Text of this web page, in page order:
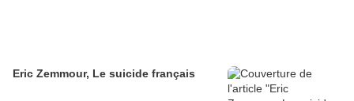
Eric Zemmour, Le suicide français